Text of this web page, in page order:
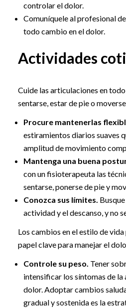
controlar el dolor.
Comuníquele al profesional
todo cambio en el dolor.
Actividades
Cuide las articulaciones en
sentarse, estar de pie o
Procure mantenerlas
estiramientos diarios suaves
amplitud de movimiento
Mantenga una buena
con un fisioterapeuta las
sentarse, ponerse de pie y
Conozca sus límites.
actividad y el descanso, y no
Los cambios en el estilo de
papel clave para manejar el
Controle su peso. Tener
intensificar los síntomas de
dolor. Adoptar cambios
gradual y sostenida es la